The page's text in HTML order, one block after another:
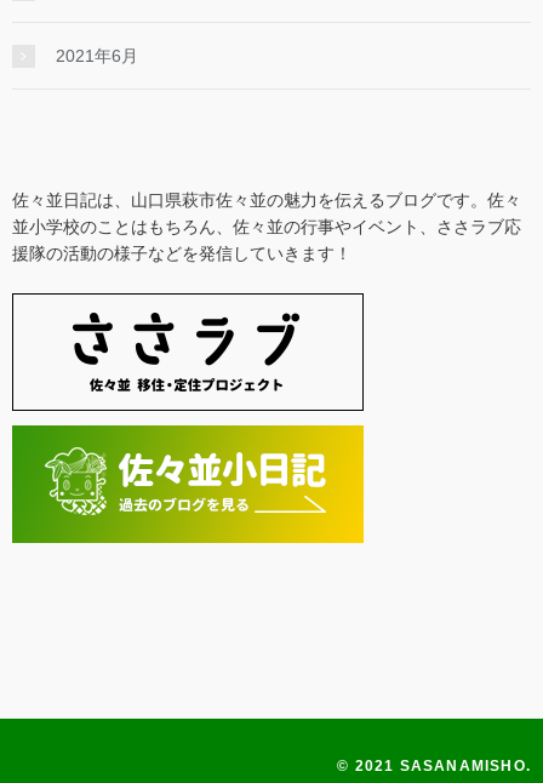
2021年6月
佐々並日記は、山口県萩市佐々並の魅力を伝えるブログです。佐々
並小学校のことはもちろん、佐々並の行事やイベント、ささラブ応
援隊の活動の様子などを発信していきます！
© 2021 SASANAMISHO.